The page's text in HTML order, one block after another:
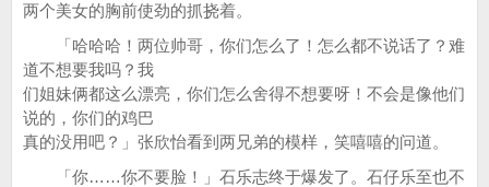
两个美女的胸前使劲的抓挠着。
「哈哈哈！两位帅哥，你们怎么了！怎么都不说话了？难
道不想要我吗？我
们姐妹俩都这么漂亮，你们怎么舍得不想要呀！不会是像他们
说的，你们的鸡巴
真的没用吧？」张欣怡看到两兄弟的模样，笑嘻嘻的问道。
「你……你不要脸！」石乐志终于爆发了。石仔乐至也不